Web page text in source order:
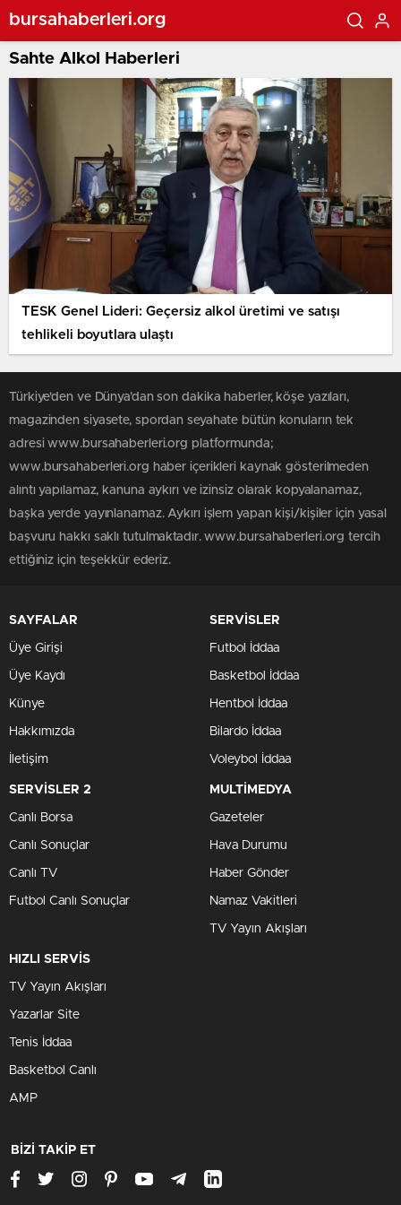
bursahaberleri.org
Sahte Alkol Haberleri
TESK Genel Lideri: Geçersiz alkol üretimi ve satışı
tehlikeli boyutlara ulaştı
Türkiye'den ve Dünya’dan son dakika haberler, köşe yazıları,
magazinden siyasete, spordan seyahate bütün konuların tek
adresi www.bursahaberleri.org platformunda;
www.bursahaberleri.org haber içerikleri kaynak gösterilmeden
alıntı yapılamaz, kanuna aykırı ve izinsiz olarak kopyalanamaz,
başka yerde yayınlanamaz. Aykırı işlem yapan kişi/kişiler için yasal
başvuru hakkı saklı tutulmaktadır. www.bursahaberleri.org tercih
ettiğiniz için teşekkür ederiz.
SAYFALAR
Üye Girişi
Üye Kaydı
Künye
Hakkımızda
İletişim
SERVİSLER
Futbol İddaa
Basketbol İddaa
Hentbol İddaa
Bilardo İddaa
Voleybol İddaa
SERVİSLER 2
Canlı Borsa
Canlı Sonuçlar
Canlı TV
Futbol Canlı Sonuçlar
MULTİMEDYA
Gazeteler
Hava Durumu
Haber Gönder
Namaz Vakitleri
TV Yayın Akışları
HIZLI SERVİS
TV Yayın Akışları
Yazarlar Site
Tenis İddaa
Basketbol Canlı
AMP
BİZİ TAKİP ET